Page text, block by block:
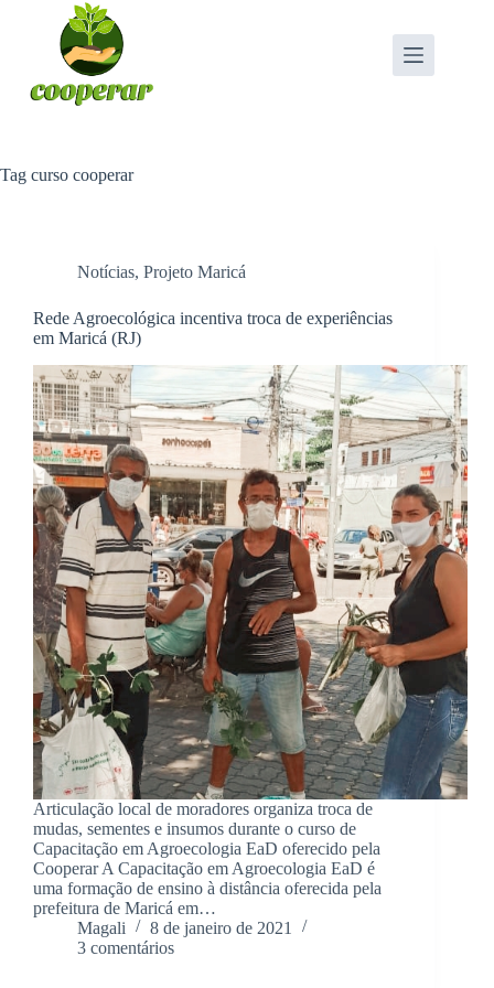
Tag curso cooperar
Notícias, Projeto Maricá
Rede Agroecológica incentiva troca de experiências
em Maricá (RJ)
Articulação local de moradores organiza troca de
mudas, sementes e insumos durante o curso de
Capacitação em Agroecologia EaD oferecido pela
Cooperar A Capacitação em Agroecologia EaD é
uma formação de ensino à distância oferecida pela
prefeitura de Maricá em…
Magali
8 de janeiro de 2021
3 comentários